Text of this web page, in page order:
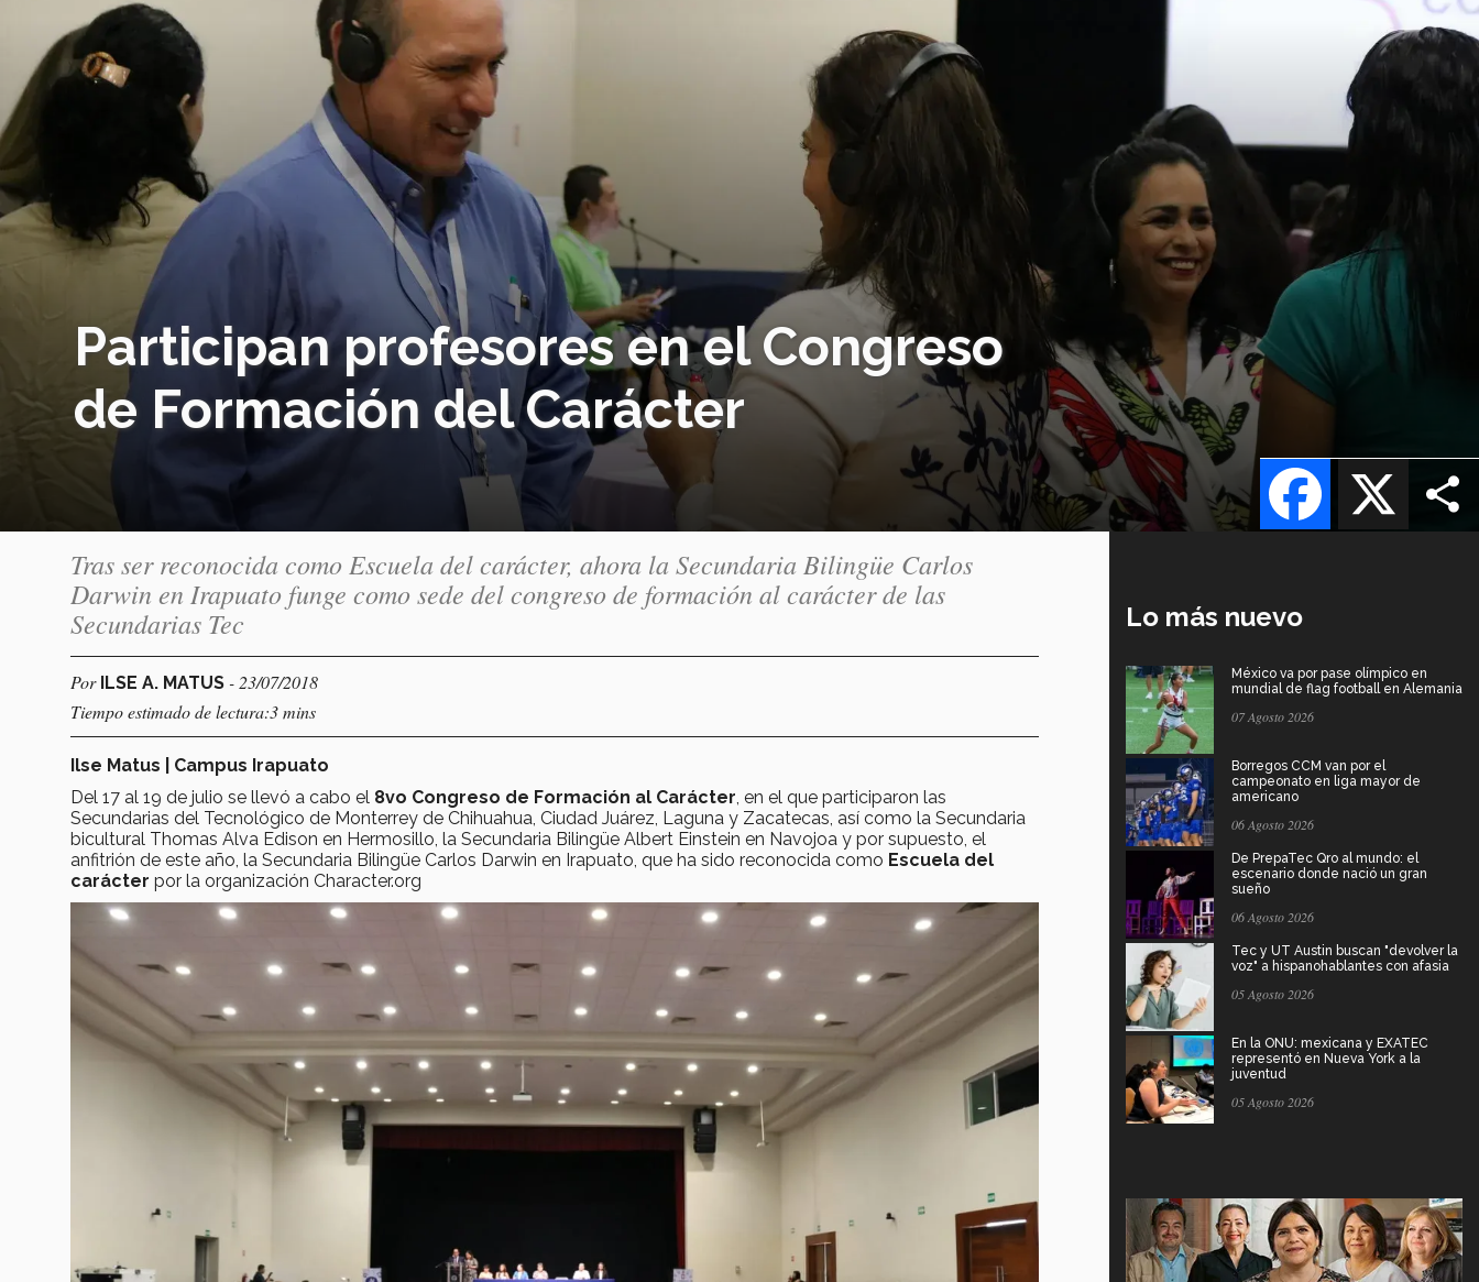
Participan profesores en el Congreso
de Formación del Carácter
X
Facebook
Tras ser reconocida como Escuela del carácter, ahora la Secundaria Bilingüe Carlos
Darwin en Irapuato funge como sede del congreso de formación al carácter de las
Secundarias Tec
Por ILSE A. MATUS - 23/07/2018
Tiempo estimado de lectura:3 mins
Ilse Matus | Campus Irapuato
Del 17 al 19 de julio se llevó a cabo el 8vo Congreso de Formación al Carácter , en el que participaron las
Secundarias del Tecnológico de Monterrey de Chihuahua, Ciudad Juárez, Laguna y Zacatecas, así como la Secundaria
bicultural Thomas Alva Edison en Hermosillo, la Secundaria Bilingüe Albert Einstein en Navojoa y por supuesto, el
anfitrión de este año, la Secundaria Bilingüe Carlos Darwin en Irapuato, que ha sido reconocida como Escuela del
carácter por la organización Character.org
Lo más nuevo
México va por pase olímpico en
mundial de flag football en Alemania
07 Agosto 2026
Borregos CCM van por el
campeonato en liga mayor de
americano
06 Agosto 2026
De PrepaTec Qro al mundo: el
escenario donde nació un gran
sueño
06 Agosto 2026
Tec y UT Austin buscan "devolver la
voz" a hispanohablantes con afasia
05 Agosto 2026
En la ONU: mexicana y EXATEC
representó en Nueva York a la
juventud
05 Agosto 2026